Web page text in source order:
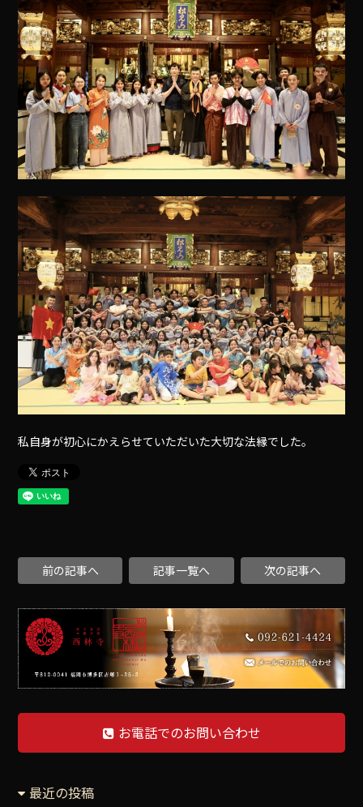
私自身が初心にかえらせていただいた大切な法縁でした。
前の記事へ 記事一覧へ 次の記事へ
お電話でのお問い合わせ
最近の投稿